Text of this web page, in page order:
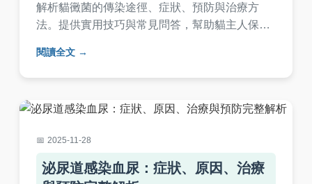
解析貓黴菌的傳染途徑、症狀、預防與治療方
法。提供實用技巧與常見問答，幫助貓主人保護
實經驗與專業知識，適合所有養貓家庭參考。
閱讀全文
2025-11-28
泌尿道感染血尿：症狀、原因、治療